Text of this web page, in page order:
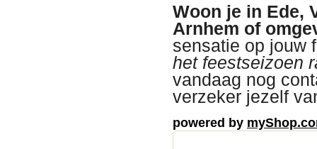
Woon je in Ede,
Arnhem of
sensatie op jouw
het feestseizoen
vandaag nog
verzeker jezelf
powered by